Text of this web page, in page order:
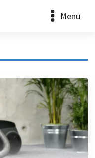
Menü